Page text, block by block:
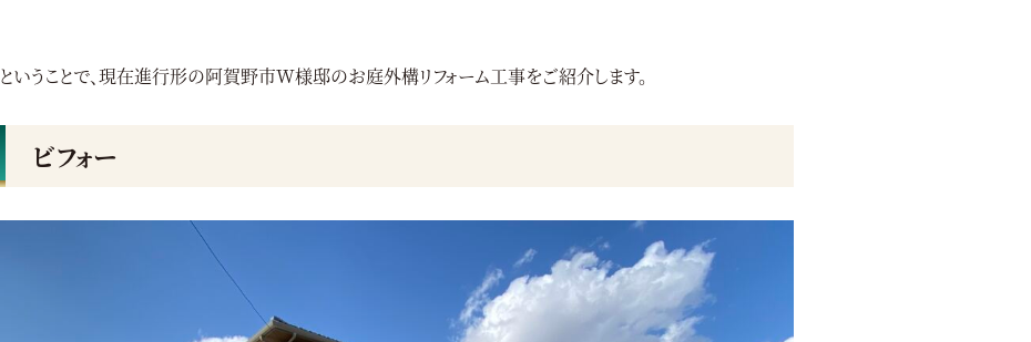
ということで、現在進行形の阿賀野市W様邸のお庭外構リフォーム工事をご紹介します。
ビフォー